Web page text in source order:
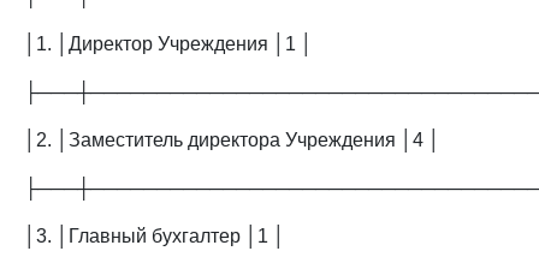
│1. │Директор Учреждения │1 │
│2. │Заместитель директора Учреждения │4 │
│3. │Главный бухгалтер │1 │